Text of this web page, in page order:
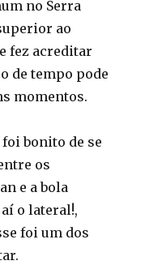
no Serra
ao
fez acreditar
de tempo pode
momentos.
bonito de se
os
e a bola
o lateral!,
foi um dos